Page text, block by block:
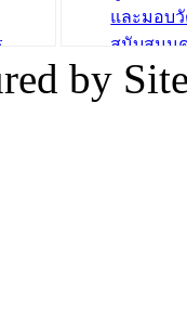
ร
และมอบ
สนับสนุน
ภัยน้ำท่วม
ภาพบรร
by